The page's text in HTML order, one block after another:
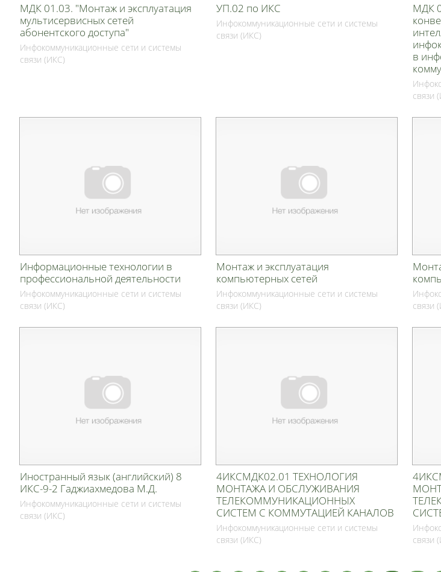
МДК 01.03. "Монтаж и эксплуатация
мультисервисных сетей
абонентского доступа"
Инфокоммуникационные сети и системы
связи (ИКС)
УП.02 по ИКС
Инфокоммуникационные сети и системы
связи (ИКС)
МДК
в
связи
Информационные технологии в
профессиональной деятельности
Инфокоммуникационные сети и системы
связи (ИКС)
Монтаж и эксплуатация
компьютерных сетей
Инфокоммуникационные сети и системы
связи (ИКС)
связи
Иностранный язык (английский) 8
ИКС-9-2 Гаджиахмедова М.Д.
Инфокоммуникационные сети и системы
связи (ИКС)
4ИКСМДК02.01 ТЕХНОЛОГИЯ
МОНТАЖА И ОБСЛУЖИВАНИЯ
ТЕЛЕКОММУНИКАЦИОННЫХ
СИСТЕМ С КОММУТАЦИЕЙ КАНАЛОВ
Инфокоммуникационные сети и системы
связи (ИКС)
связи